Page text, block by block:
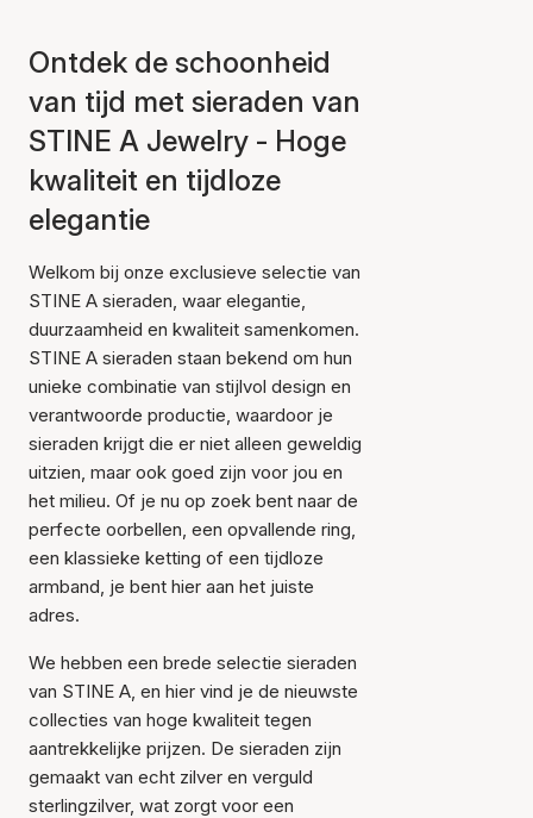
Ontdek de schoonheid
van tijd met sieraden van
STINE A Jewelry - Hoge
kwaliteit en tijdloze
elegantie
Welkom bij onze exclusieve selectie van
STINE A sieraden, waar elegantie,
duurzaamheid en kwaliteit samenkomen.
STINE A sieraden staan bekend om hun
unieke combinatie van stijlvol design en
verantwoorde productie, waardoor je
sieraden krijgt die er niet alleen geweldig
uitzien, maar ook goed zijn voor jou en
het milieu. Of je nu op zoek bent naar de
perfecte oorbellen, een opvallende ring,
een klassieke ketting of een tijdloze
armband, je bent hier aan het juiste
adres.
We hebben een brede selectie sieraden
van STINE A, en hier vind je de nieuwste
collecties van hoge kwaliteit tegen
aantrekkelijke prijzen. De sieraden zijn
gemaakt van echt zilver en verguld
sterlingzilver, wat zorgt voor een